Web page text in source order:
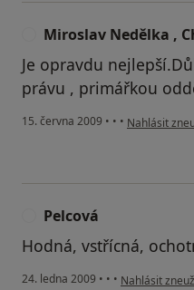
Miroslav Nedělka ,
Je opravdu
právu , primářkou
15. června 2009 • • • podle
Nahlásit
Pelcová
Hodná, vstřícná,
24. ledna 2009 • • • podle názoru
Nahlásit